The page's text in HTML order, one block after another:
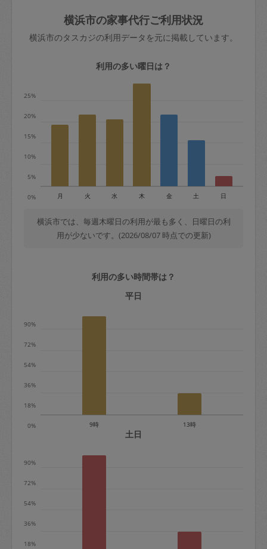
依頼者不在による当日キャンセル＝依頼
金額の100%＋交通費全額
※例：依頼日時／土曜日午前9時開始の場
50%
金曜日9時～土曜日8時まで＝依頼金額の
＋交通費全額
依頼者不在による当日キャンセル＝依頼
金額の100%＋交通費全額
定期契約をキャンセルする場合、毎週定
期は月2回まで隔週定期は月1回までキャ
※キャンセル料金の設定について：
きた場合は損害保険の対象外となるので
ご注意ください。
玉、など
あわせてこちらも参照ください：初めて
はありますか？
横浜市の家事代行ご利用状況
横浜市のタスカジの利用データを元に掲載しています。
利用の多い曜日は？
0%
5%
10%
15%
20%
25%
月 火 水 木 金 土 日
横浜市では、毎週木曜日の利用が最も多く、日曜日の利
用が少ないです。(2026/08/07 時点での更新)
利用の多い時間帯は？
平日
0%
18%
36%
54%
72%
90%
9時 13時
土日
18%
36%
54%
72%
90%